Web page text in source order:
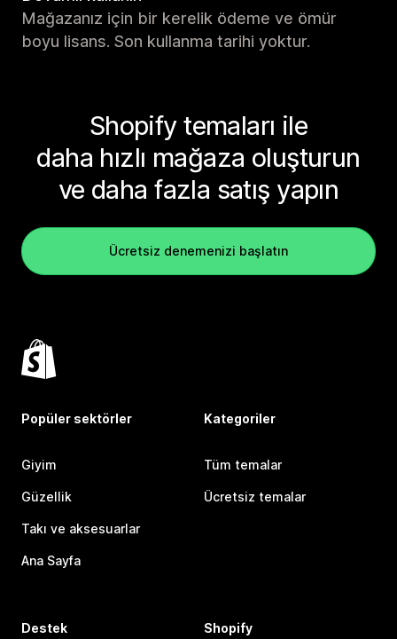
Mağazanız için bir kerelik ödeme ve ömür
boyu lisans. Son kullanma tarihi yoktur.
Shopify temaları ile
daha hızlı mağaza oluşturun
ve daha fazla satış yapın
Ücretsiz denemenizi başlatın
Popüler sektörler
Giyim
Güzellik
Takı ve aksesuarlar
Ana Sayfa
Kategoriler
Tüm temalar
Ücretsiz temalar
Destek Shopify